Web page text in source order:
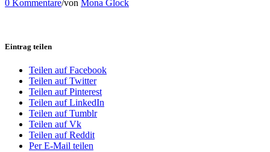
0 Kommentare/von Mona Glock
Eintrag teilen
Teilen auf Facebook
Teilen auf Twitter
Teilen auf Pinterest
Teilen auf LinkedIn
Teilen auf Tumblr
Teilen auf Vk
Teilen auf Reddit
Per E-Mail teilen